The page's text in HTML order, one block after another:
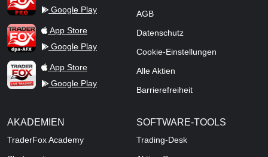
Google Play
TraderFox dpa-AFX ProFeed
App Store
Google Play
TraderFox Live Trading
App Store
Google Play
AGB
Datenschutz
Cookie-Einstellungen
Alle Aktien
Barrierefreiheit
AKADEMIEN
TraderFox Academy
SOFTWARE-TOOLS
Trading-Desk